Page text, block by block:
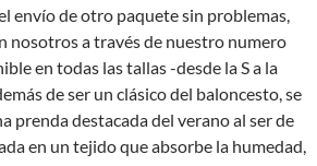
envío de otro paquete sin problemas,
nosotros a través de nuestro numero
en todas las tallas -desde la S a la
de ser un clásico del baloncesto, se
prenda destacada del verano al ser de
en un tejido que absorbe la humedad,